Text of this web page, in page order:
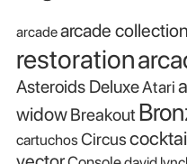
arcadearcade collection
restoration
Asteroids DeluxeAtari
widowBreakout
cartuchosCircus